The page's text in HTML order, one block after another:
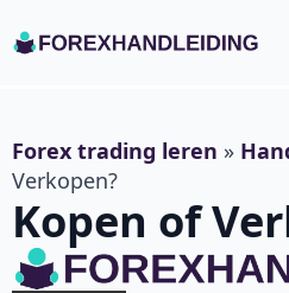
Forex trading leren »
Verkopen?
Kopen of